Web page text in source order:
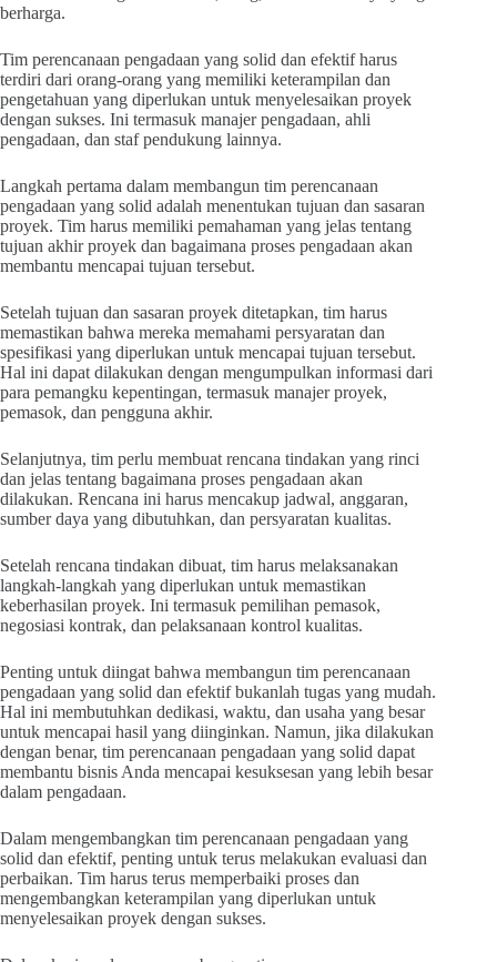
berharga.
Tim perencanaan pengadaan yang solid dan efektif harus
terdiri dari orang-orang yang memiliki keterampilan dan
pengetahuan yang diperlukan untuk menyelesaikan proyek
dengan sukses. Ini termasuk manajer pengadaan, ahli
pengadaan, dan staf pendukung lainnya.
Langkah pertama dalam membangun tim perencanaan
pengadaan yang solid adalah menentukan tujuan dan sasaran
proyek. Tim harus memiliki pemahaman yang jelas tentang
tujuan akhir proyek dan bagaimana proses pengadaan akan
membantu mencapai tujuan tersebut.
Setelah tujuan dan sasaran proyek ditetapkan, tim harus
memastikan bahwa mereka memahami persyaratan dan
spesifikasi yang diperlukan untuk mencapai tujuan tersebut.
Hal ini dapat dilakukan dengan mengumpulkan informasi dari
para pemangku kepentingan, termasuk manajer proyek,
pemasok, dan pengguna akhir.
Selanjutnya, tim perlu membuat rencana tindakan yang rinci
dan jelas tentang bagaimana proses pengadaan akan
dilakukan. Rencana ini harus mencakup jadwal, anggaran,
sumber daya yang dibutuhkan, dan persyaratan kualitas.
Setelah rencana tindakan dibuat, tim harus melaksanakan
langkah-langkah yang diperlukan untuk memastikan
keberhasilan proyek. Ini termasuk pemilihan pemasok,
negosiasi kontrak, dan pelaksanaan kontrol kualitas.
Penting untuk diingat bahwa membangun tim perencanaan
pengadaan yang solid dan efektif bukanlah tugas yang mudah.
Hal ini membutuhkan dedikasi, waktu, dan usaha yang besar
untuk mencapai hasil yang diinginkan. Namun, jika dilakukan
dengan benar, tim perencanaan pengadaan yang solid dapat
membantu bisnis Anda mencapai kesuksesan yang lebih besar
dalam pengadaan.
Dalam mengembangkan tim perencanaan pengadaan yang
solid dan efektif, penting untuk terus melakukan evaluasi dan
perbaikan. Tim harus terus memperbaiki proses dan
mengembangkan keterampilan yang diperlukan untuk
menyelesaikan proyek dengan sukses.